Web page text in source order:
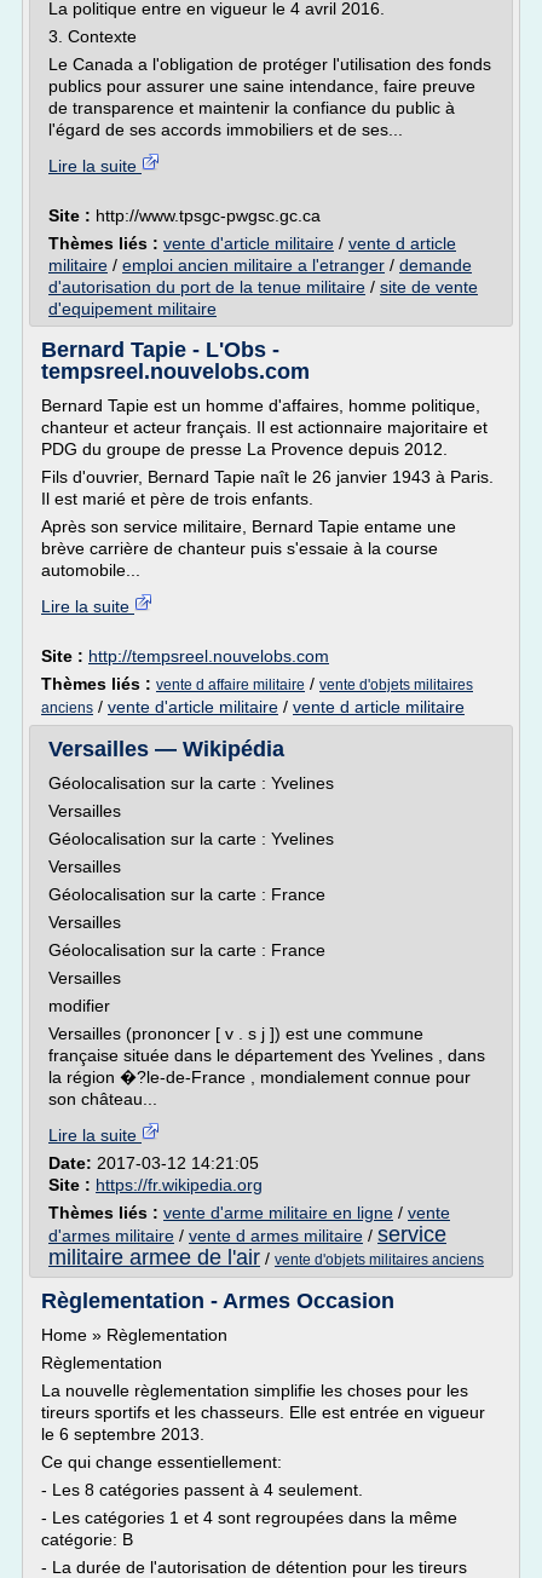
La politique entre en vigueur le 4 avril 2016.
3. Contexte
Le Canada a l'obligation de protéger l'utilisation des fonds
publics pour assurer une saine intendance, faire preuve
de transparence et maintenir la confiance du public à
l'égard de ses accords immobiliers et de ses...
Lire la suite
Site : http://www.tpsgc-pwgsc.gc.ca
Thèmes liés : vente d'article militaire / vente d article
militaire / emploi ancien militaire a l'etranger / demande
d'autorisation du port de la tenue militaire / site de vente
d'equipement militaire
Bernard Tapie - L'Obs -
tempsreel.nouvelobs.com
Bernard Tapie est un homme d'affaires, homme politique,
chanteur et acteur français. Il est actionnaire majoritaire et
PDG du groupe de presse La Provence depuis 2012.
Fils d'ouvrier, Bernard Tapie naît le 26 janvier 1943 à Paris.
Il est marié et père de trois enfants.
Après son service militaire, Bernard Tapie entame une
brève carrière de chanteur puis s'essaie à la course
automobile...
Lire la suite
Site : http://tempsreel.nouvelobs.com
Thèmes liés : vente d affaire militaire / vente d'objets militaires
anciens / vente d'article militaire / vente d article militaire
Versailles — Wikipédia
Géolocalisation sur la carte : Yvelines
Versailles
Géolocalisation sur la carte : Yvelines
Versailles
Géolocalisation sur la carte : France
Versailles
Géolocalisation sur la carte : France
Versailles
modifier
Versailles (prononcer [ v . s j ]) est une commune
française située dans le département des Yvelines , dans
la région �?le-de-France , mondialement connue pour
son château...
Lire la suite
Date: 2017-03-12 14:21:05
Site : https://fr.wikipedia.org
Thèmes liés : vente d'arme militaire en ligne / vente
d'armes militaire / vente d armes militaire / service
militaire armee de l'air / vente d'objets militaires anciens
Règlementation - Armes Occasion
Home » Règlementation
Règlementation
La nouvelle règlementation simplifie les choses pour les
tireurs sportifs et les chasseurs. Elle est entrée en vigueur
le 6 septembre 2013.
Ce qui change essentiellement:
- Les 8 catégories passent à 4 seulement.
- Les catégories 1 et 4 sont regroupées dans la même
catégorie: B
- La durée de l'autorisation de détention pour les tireurs